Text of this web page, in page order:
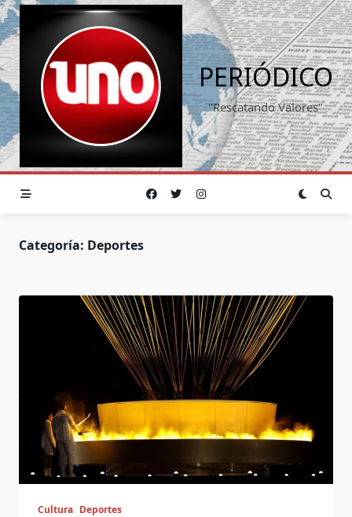
Saltar
al
contenido
PERIÓDICO
"Rescatando Valores"
Categoría: Deportes
Cultura Deportes